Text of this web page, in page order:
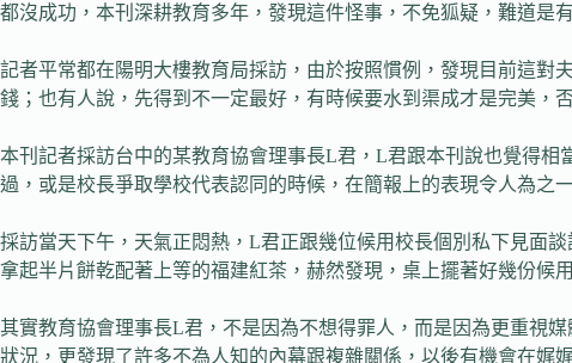
都沒成功，本刊深耕教育多年，發現這件怪事，不免狐疑，難道是
記者平常都在陽明大樓教育局採訪，由於按照慣例，發現目前這對
錢；也有人說，先得到不一定最好，有時候要水到渠成才是完美，
本刊記者採訪台中的某教育協會理事長L君，L君跟本刊說也覺得
過，或是校長爭取學校代表認同的時候，在簡報上的表現令人為之
採訪當天下午，天氣正悶熱，L君正跟幾位候用校長個別私下見面
拿起半片餅乾配著上等的福建紅茶，赫然發現，桌上擺著好幾份候
其實教育協會理事長L君，不是因為不想得罪人，而是因為更重視
狀況，更發現了許多不為人知的內幕跟複雜關係，以後有機會在娓